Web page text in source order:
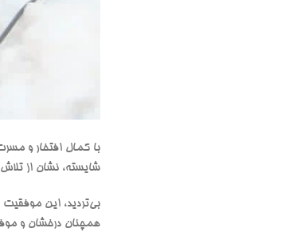
با کمال افتخار و
شایسته، نشان از
بی‌تردید، این
همچنان درخشان و